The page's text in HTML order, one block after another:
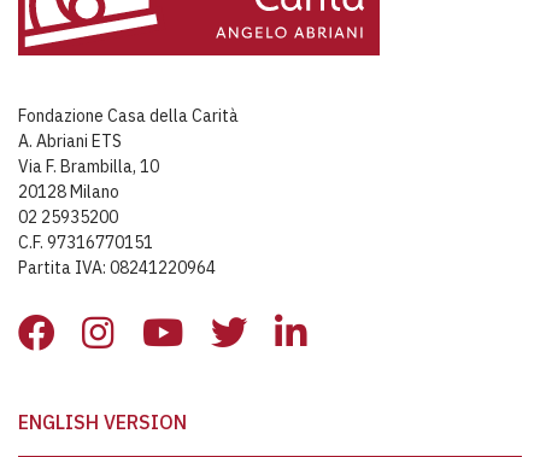
Fondazione Casa della Carità
A. Abriani ETS
Via F. Brambilla, 10
20128 Milano
02 25935200
C.F. 97316770151
Partita IVA: 08241220964
ENGLISH VERSION